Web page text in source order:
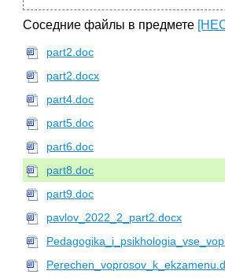
Соседние файлы в предмете
part2.doc
part2.docx
part4.doc
part5.doc
part6.doc
part8.doc
part9.doc
pavlov_2022_2_part2.docx